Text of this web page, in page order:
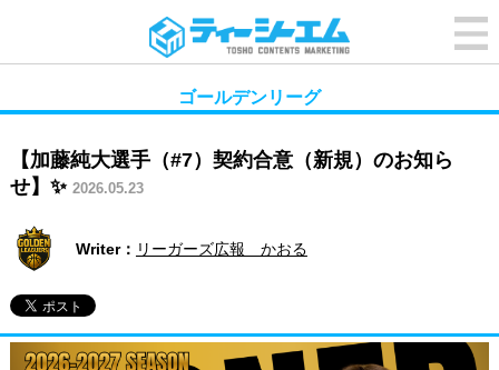
ゴールデンリーグ
【加藤純大選手（#7）契約合意（新規）のお知ら
せ】✨ 2026.05.23
Writer： リーガーズ広報 かおる